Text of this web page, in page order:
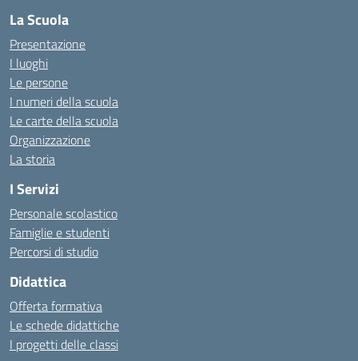
La Scuola
Presentazione
I luoghi
Le persone
I numeri della scuola
Le carte della scuola
Organizzazione
La storia
I Servizi
Personale scolastico
Famiglie e studenti
Percorsi di studio
Didattica
Offerta formativa
Le schede didattiche
I progetti delle classi